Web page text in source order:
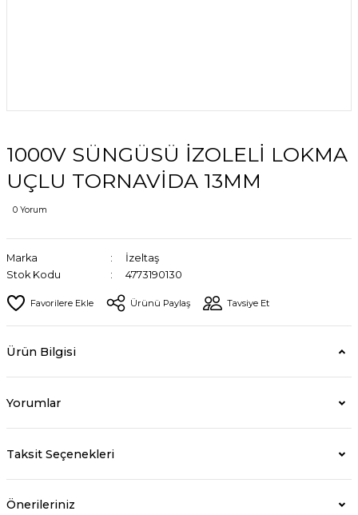
1000V SÜNGÜSÜ İZOLELİ LOKMA
UÇLU TORNAVİDA 13MM
0 Yorum
Marka
İzeltaş
Stok Kodu
4773190130
Ürünü Paylaş Tavsiye Et
Ürün Bilgisi
Yorumlar
Taksit Seçenekleri
Önerileriniz